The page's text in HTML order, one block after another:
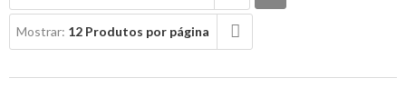
Mostrar: 12 Produtos por página